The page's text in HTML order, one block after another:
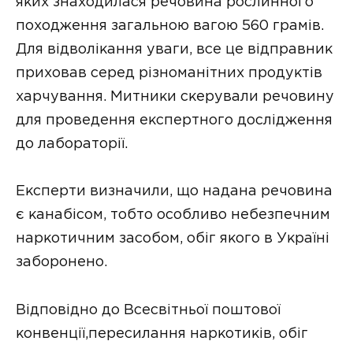
походження загальною вагою 560 грамів.
Для відволікання уваги, все це відправник
приховав серед різноманітних продуктів
харчування. Митники скерували речовину
для проведення експертного дослідження
до лабораторії.
Експерти визначили, що надана речовина
є канабісом, тобто особливо небезпечним
наркотичним засобом, обіг якого в Україні
заборонено.
Відповідно до Всесвітньої поштової
конвенції,пересилання наркотиків, обіг